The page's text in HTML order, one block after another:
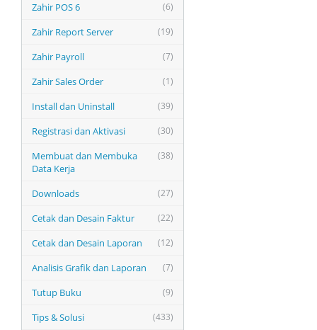
(6)
Zahir POS 6
(19)
Zahir Report Server
(7)
Zahir Payroll
(1)
Zahir Sales Order
(39)
Install dan Uninstall
(30)
Registrasi dan Aktivasi
(38)
Membuat dan Membuka
Data Kerja
(27)
Downloads
(22)
Cetak dan Desain Faktur
(12)
Cetak dan Desain Laporan
(7)
Analisis Grafik dan Laporan
(9)
Tutup Buku
(433)
Tips & Solusi